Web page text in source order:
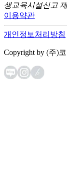
생교육시설신고
이용약관
개인정보처리방침
Copyright by (주)